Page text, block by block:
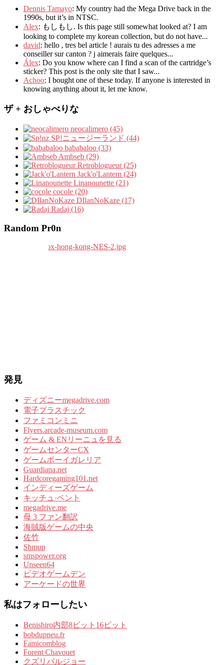
Dennis Tamayo: My country had the Mega Drive back in the
1990s, but it’s in NTSC.
Alex: もしもし. Is this page still somewhat looked at? I am
looking to complete my korean collection, but do not have...
david: hello , tres bel article ! aurais tu des adresses a me
conseiller sur canton ? j aimerais faire quelques...
Álex: Do you know where can I find a scan of the cartridge’s
sticker? This post is the only site that I saw...
Achoo: I bought one of these today. If anyone is interested in
knowing anything about it, let me know.
ザ + おしゃべりな
neocalimero (45)
SP!ニュージーランド (44)
bababaloo (33)
Ambseb (29)
Retroblogueur (25)
Jack'o'Lantern (24)
Linanounette (21)
cocole (20)
DIlanNoKaze (17)
Radaj (16)
Random Pr0n
発見
ディズニーmegadrive.com
電子プラスチック
ファミコンミニ
Flyers.arcade-museum.com
ゲーム & ENリーニュを見る
ゲームセンターCX
ゲームボーイガレリア
Guardiana.net
Hardcoregaming101.net
インディーズゲーム
キッチュ·ベント
megadrive.me
母 3 ファン翻訳
海賊版ゲームの中央
佐竹
Shmup
smspower.org
Unseen64
ビデオゲームデン
アーケードの世界
私はフォローしたい
Benishiro内部8ビット16ビット
bobdupneu.fr
Famicomblog
Forent Chavouet
クズリバルジョー